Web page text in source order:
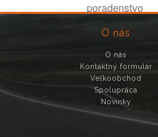
poradenstvo
O nás
O nás
Kontaktný formulár
Veľkoobchod
Spolupráca
Novinky